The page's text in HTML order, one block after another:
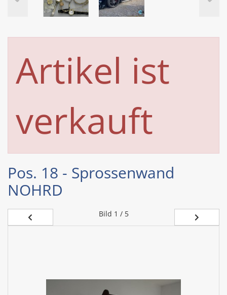
Artikel ist
verkauft
Pos. 18 - Sprossenwand
NOHRD
Bild 1 / 5